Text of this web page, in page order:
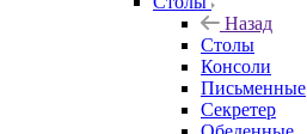
Назад
Столы
Консоли
Письменные
Секретер